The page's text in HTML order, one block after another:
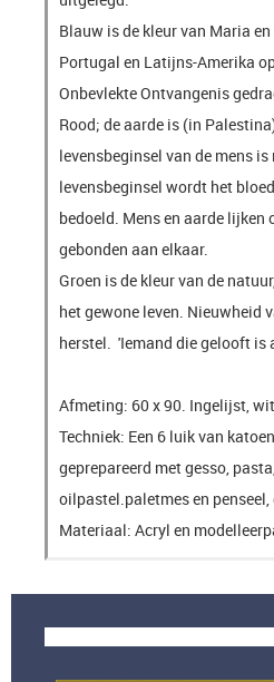
Blauw is de kleur van Maria
Portugal en Latijns-Amerika
Onbevlekte Ontvangenis
Rood; de aarde is (in
levensbeginsel van de mens
levensbeginsel wordt het
bedoeld. Mens en aarde lijken
gebonden aan elkaar.
Groen is de kleur van de
het gewone leven. Nieuwheid
herstel. 'Iemand die gelooft is
Afmeting: 60 x 90. Ingelijst,
Techniek: Een 6 luik van
geprepareerd met gesso,
oilpastel.paletmes en
Materiaal: Acryl en